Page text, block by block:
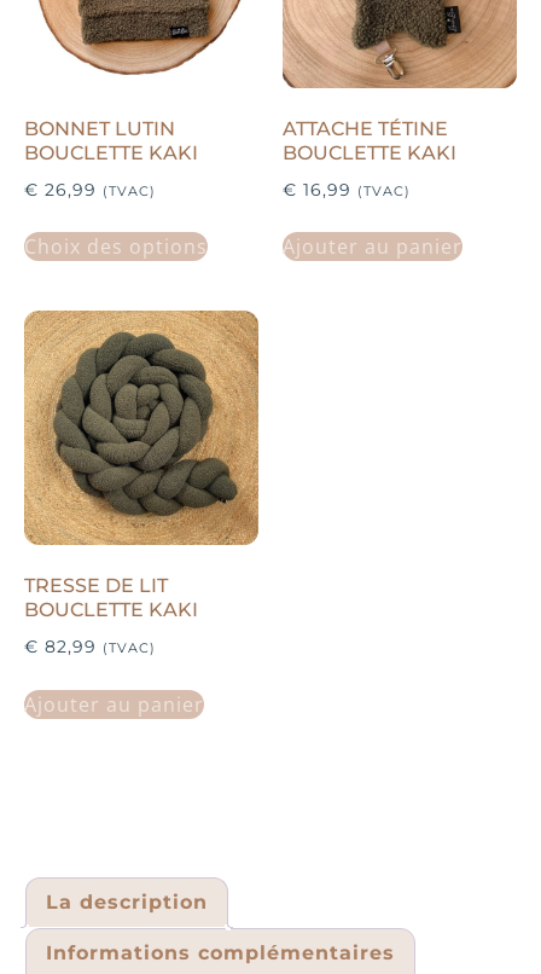
BONNET LUTIN
BOUCLETTE KAKI
€ 26,99 (TVAC)
Choix des options
ATTACHE TÉTINE
BOUCLETTE KAKI
€ 16,99 (TVAC)
Ajouter au panier
TRESSE DE LIT
BOUCLETTE KAKI
€ 82,99 (TVAC)
Ajouter au panier
La description
Informations complémentaires